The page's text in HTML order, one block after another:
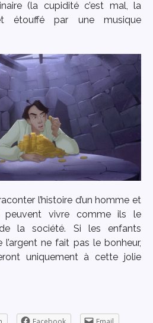
(la cupidité c’est mal, la
étouffé par une musique
l’histoire d’un homme et
peuvent vivre comme ils le
la société. Si les enfants
ne fait pas le bonheur,
uniquement à cette jolie